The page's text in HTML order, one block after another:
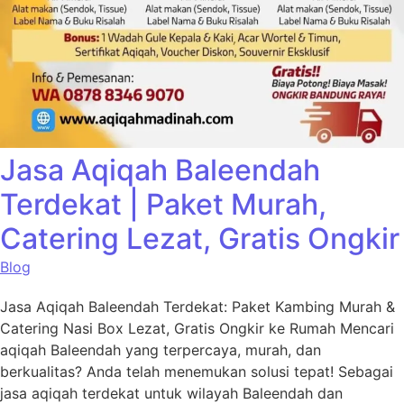
Jasa Aqiqah Baleendah
Terdekat | Paket Murah,
Catering Lezat, Gratis Ongkir
Blog
Jasa Aqiqah Baleendah Terdekat: Paket Kambing Murah &
Catering Nasi Box Lezat, Gratis Ongkir ke Rumah Mencari
aqiqah Baleendah yang terpercaya, murah, dan
berkualitas? Anda telah menemukan solusi tepat! Sebagai
jasa aqiqah terdekat untuk wilayah Baleendah dan